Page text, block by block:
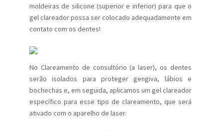
moldeiras de silicone (superior e inferior) para que o
gel clareador possa ser colocado adequadamente em
contato com os dentes!
No Clareamento de consultório (a laser), os dentes
serão isolados para proteger gengiva, lábios e
bochechas e, em seguida, aplicamos um gel clareador
específico para esse tipo de clareamento, que será
ativado com o aparelho de laser.